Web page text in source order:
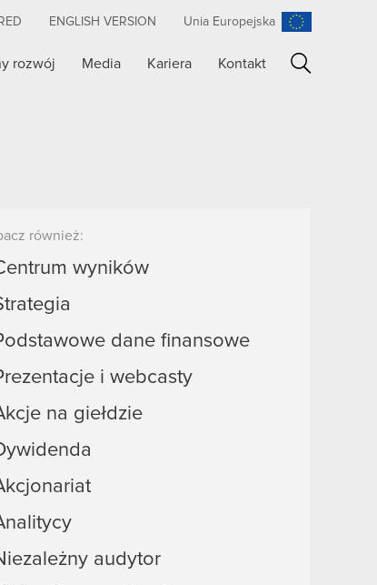
ENGLISH VERSION Unia Europejska
rozwój Media Kariera Kontakt
również:
wyników
dane finansowe
i webcasty
na giełdzie
audytor